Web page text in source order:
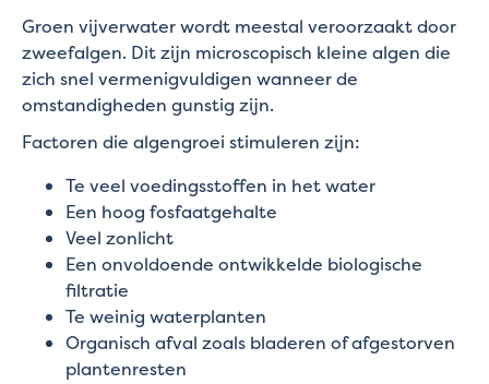
Groen vijverwater wordt meestal veroorzaakt door
zweefalgen. Dit zijn microscopisch kleine algen die
zich snel vermenigvuldigen wanneer de
omstandigheden gunstig zijn.
Factoren die algengroei stimuleren zijn:
Te veel voedingsstoffen in het water
Een hoog fosfaatgehalte
Veel zonlicht
Een onvoldoende ontwikkelde biologische
filtratie
Te weinig waterplanten
Organisch afval zoals bladeren of afgestorven
plantenresten